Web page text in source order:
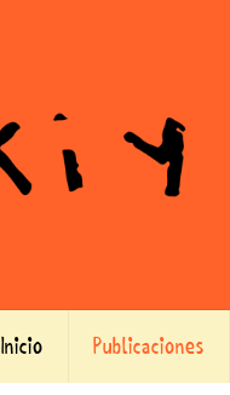
Inicio Publicaciones